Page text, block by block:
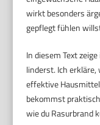
wirkt besonders
gepflegt fühlen
In diesem Text
linderst. Ich
effektive
bekommst
wie du Rasurbrand